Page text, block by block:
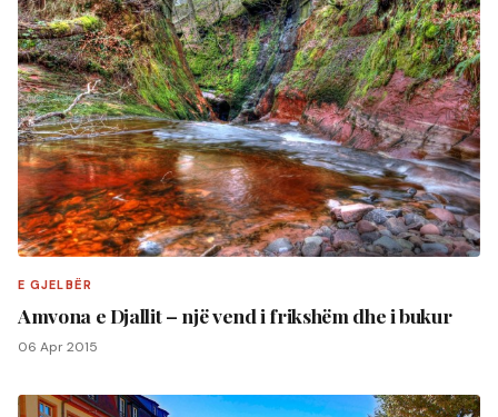
E GJELBËR
Amvona e Djallit – një vend i frikshëm dhe i bukur
06 Apr 2015